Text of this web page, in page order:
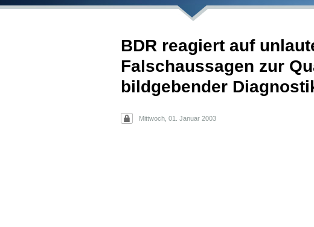
BDR reagiert auf
Falschaussagen zur
bildgebender
Mittwoch, 01. Januar 2003